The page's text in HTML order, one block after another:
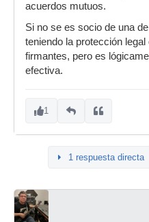
acuerdos mutuos.
Si no se es socio de una
teniendo la protección
firmantes, pero es
efectiva.
1
1 respuesta directa